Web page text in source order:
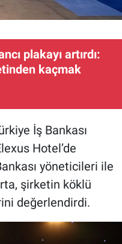
plakayı artırdı:
kaçmak
İş Bankası
Hotel’de
yöneticileri ile
şirketin köklü
değerlendirdi.